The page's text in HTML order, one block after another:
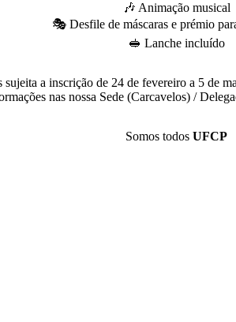
🎶 Animação musical
🎭 Desfile de máscaras e prémio
🥪 Lanche incluído
a inscrição de 24 de fevereiro a 5 de
nas nossa Sede (Carcavelos) /
Somos todosUFCP